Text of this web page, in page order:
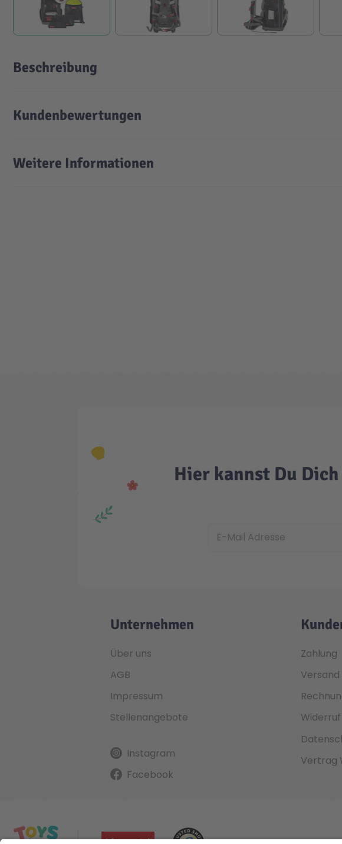
Beschreibung
Kundenbewertungen
Weitere Informationen
Hier kannst Du
Unternehmen
Über uns
AGB
Impressum
Stellenangebote
Instagram
Facebook
Zahlung
Widerruf
Vertrag